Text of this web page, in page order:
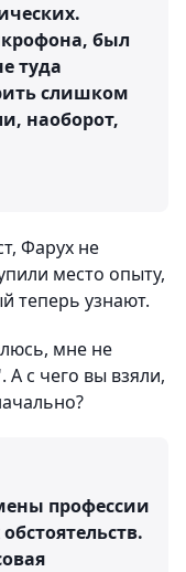
был
туда
слишком
наоборот,
Фарух не
место опыту,
теперь узнают.
мне не
А с чего вы взяли,
профессии